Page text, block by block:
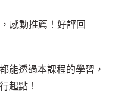
感動推薦！好評回
能透過本課程的學習，
起點！